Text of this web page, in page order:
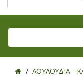
ΛΟΥΛΟΥΔΙΑ -